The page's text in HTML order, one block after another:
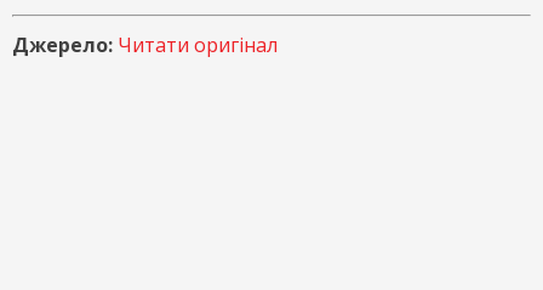
Джерело: Читати оригінал